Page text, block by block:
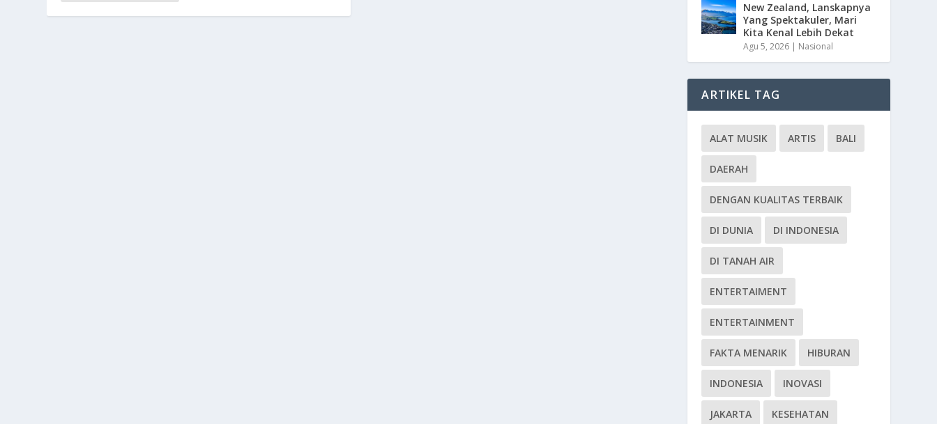
New Zealand, Lanskapnya
Yang Spektakuler, Mari
Kita Kenal Lebih Dekat
Agu 5, 2026 | Nasional
ARTIKEL TAG
ALAT MUSIK ARTIS BALI
DAERAH
DENGAN KUALITAS TERBAIK
DI DUNIA DI INDONESIA
DI TANAH AIR
ENTERTAIMENT
ENTERTAINMENT
FAKTA MENARIK HIBURAN
INDONESIA INOVASI
JAKARTA KESEHATAN